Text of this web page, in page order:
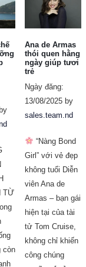
TỪ
còn
Ana de Armas
thói quen hằng
ngày giúp tươi
trẻ
Ngày đăng:
13/08/2025 by
sales.team.nd
“Nàng Bond
Girl” với vẻ đẹp
không tuổi Diễn
viên Ana de
Armas – bạn gái
hiện tại của tài
tử Tom Cruise,
không chỉ khiến
công chúng